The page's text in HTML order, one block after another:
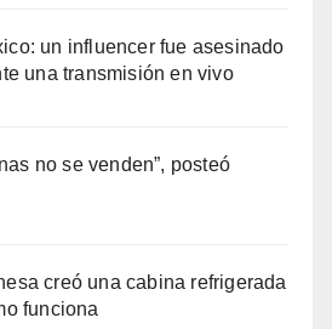
un influencer fue asesinado
una transmisión en vivo
no se venden”, posteó
creó una cabina refrigerada
funciona